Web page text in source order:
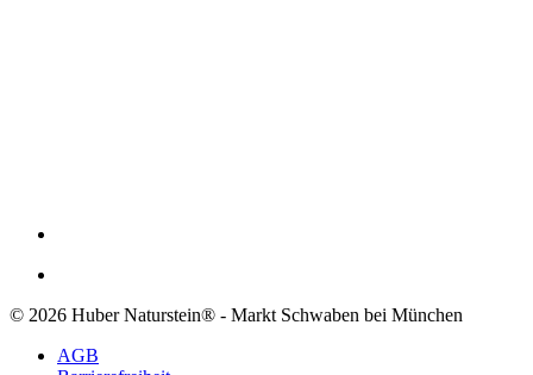
© 2026 Huber Naturstein® - Markt Schwaben bei München
AGB